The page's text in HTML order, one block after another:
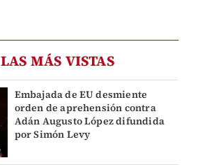
LAS MÁS VISTAS
Embajada de EU desmiente
orden de aprehensión contra
Adán Augusto López difundida
por Simón Levy